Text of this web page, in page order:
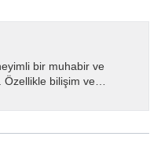
bir muhabir ve
Özellikle bilişim ve